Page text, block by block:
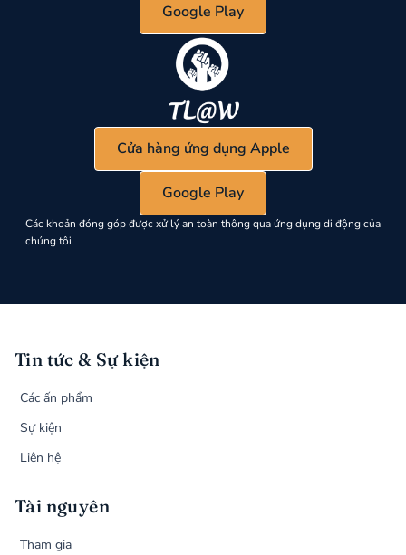
Google Play
Cửa hàng ứng dụng Apple
Google Play
Các khoản đóng góp được xử lý an toàn thông qua ứng dụng di động của
chúng tôi
Tin tức & Sự kiện
Các ấn phẩm
Sự kiện
Liên hệ
Tài nguyên
Tham gia